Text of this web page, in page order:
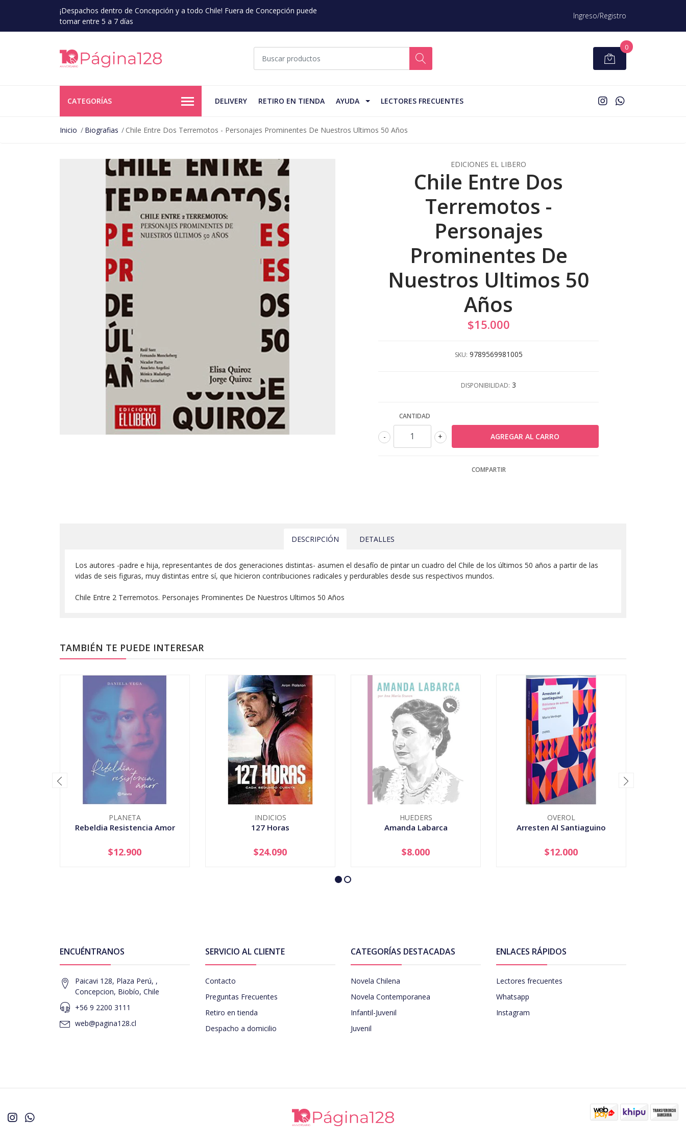
¡Despachos dentro de Concepción y a todo Chile! Fuera de Concepción puede
tomar entre 5 a 7 días
Ingreso/Registro
0
CATEGORÍAS DELIVERY RETIRO EN TIENDA AYUDA LECTORES FRECUENTES
Inicio Biografias Chile Entre Dos Terremotos - Personajes Prominentes De Nuestros Ultimos 50 Años
EDICIONES EL LIBERO
Chile Entre Dos
Terremotos -
Personajes
Prominentes De
Nuestros Ultimos 50
Años
$15.000
SKU: 9789569981005
DISPONIBILIDAD: 3
CANTIDAD
+
-
COMPARTIR
DESCRIPCIÓN DETALLES
Los autores -padre e hija, representantes de dos generaciones distintas- asumen el desafío de pintar un cuadro del Chile de los últimos 50 años a partir de las
vidas de seis figuras, muy distintas entre sí, que hicieron contribuciones radicales y perdurables desde sus respectivos mundos.
Chile Entre 2 Terremotos. Personajes Prominentes De Nuestros Ultimos 50 Años
TAMBIÉN TE PUEDE INTERESAR
PLANETA
Rebeldia Resistencia Amor
+
$12.900
INDICIOS
127 Horas
+
$24.090
HUEDERS
Amanda Labarca
AGOTADO
$8.000
OVEROL
Arresten Al Santiaguino
+
$12.000
ENCUÉNTRANOS
Paicavi 128, Plaza Perú, ,
Concepcion, Biobío, Chile
+56 9 2200 3111
web@pagina128.cl
SERVICIO AL CLIENTE
Contacto
Preguntas Frecuentes
Retiro en tienda
Despacho a domicilio
CATEGORÍAS DESTACADAS
Novela Chilena
Novela Contemporanea
Infantil-Juvenil
Juvenil
ENLACES RÁPIDOS
Lectores frecuentes
Whatsapp
Instagram